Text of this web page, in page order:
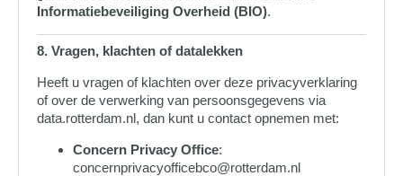
Informatiebeveiliging Overheid (BIO).
8. Vragen, klachten of datalekken
Heeft u vragen of klachten over deze privacyverklaring
of over de verwerking van persoonsgegevens via
data.rotterdam.nl, dan kunt u contact opnemen met:
Concern Privacy Office:
concernprivacyofficebco@rotterdam.nl